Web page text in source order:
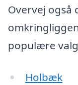
Overvej også
populære
Holbæk